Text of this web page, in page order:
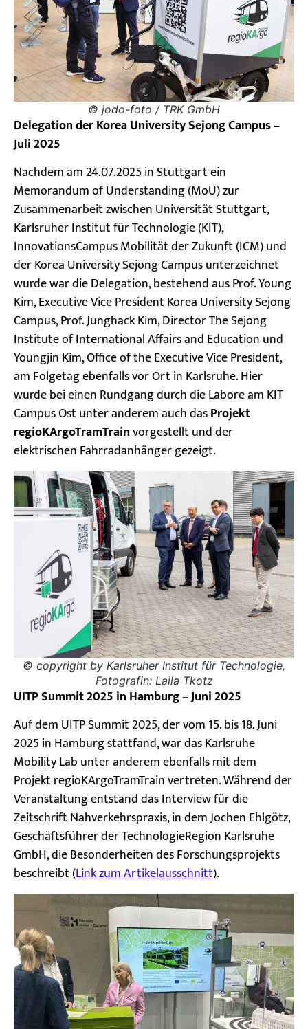
© jodo-foto / TRK GmbH
Delegation der Korea University Sejong Campus –
Juli 2025
Nachdem am 24.07.2025 in Stuttgart ein
Memorandum of Understanding (MoU) zur
Zusammenarbeit zwischen Universität Stuttgart,
Karlsruher Institut für Technologie (KIT),
InnovationsCampus Mobilität der Zukunft (ICM) und
der Korea University Sejong Campus unterzeichnet
wurde war die Delegation, bestehend aus Prof. Young
Kim, Executive Vice President Korea University Sejong
Campus, Prof. Junghack Kim, Director The Sejong
Institute of International Affairs and Education und
Youngjin Kim, Office of the Executive Vice President,
am Folgetag ebenfalls vor Ort in Karlsruhe. Hier
wurde bei einen Rundgang durch die Labore am KIT
Campus Ost unter anderem auch dasProjekt
regioKArgoTramTrainvorgestellt und der
elektrischen Fahrradanhänger gezeigt.
© copyright by Karlsruher Institut für Technologie,
Fotografin: Laila Tkotz
UITP Summit 2025 in Hamburg – Juni 2025
Auf dem UITP Summit 2025, der vom 15. bis 18. Juni
2025 in Hamburg stattfand, war das Karlsruhe
Mobility Lab unter anderem ebenfalls mit dem
Projekt regioKArgoTramTrain vertreten. Während der
Veranstaltung entstand das Interview für die
Zeitschrift Nahverkehrspraxis, in dem Jochen Ehlgötz,
Geschäftsführer der TechnologieRegion Karlsruhe
GmbH, die Besonderheiten des Forschungsprojekts
beschreibt (Link zum Artikelausschnitt).